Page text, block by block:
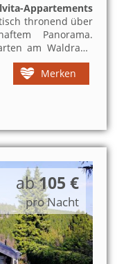
Appartements
thronend über
Panorama.
am Waldrand
(600m).Im
gibt es
Osteopathie. Ein
Merken
ab105 €
pro Nacht